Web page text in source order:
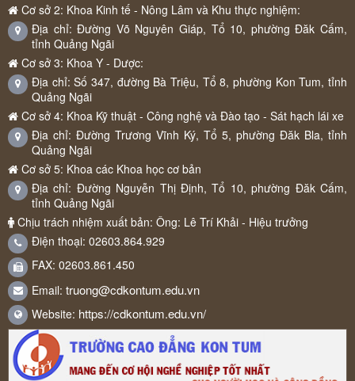
Cơ sở 2: Khoa Kinh tế - Nông Lâm và Khu thực nghiệm:
Địa chỉ: Đường Võ Nguyên Giáp, Tổ 10, phường Đăk Cấm,
tỉnh Quảng Ngãi
Cơ sở 3: Khoa Y - Dược:
Địa chỉ: Số 347, đường Bà Triệu, Tổ 8, phường Kon Tum, tỉnh
Quảng Ngãi
Cơ sở 4: Khoa Kỹ thuật - Công nghệ và Đào tạo - Sát hạch lái xe
Địa chỉ: Đường Trương Vĩnh Ký, Tổ 5, phường Đăk Bla, tỉnh
Quảng Ngãi
Cơ sở 5: Khoa các Khoa học cơ bản
Địa chỉ: Đường Nguyễn Thị Định, Tổ 10, phường Đăk Cấm,
tỉnh Quảng Ngãi
Chịu trách nhiệm xuất bản: Ông: Lê Trí Khải - Hiệu trưởng
Điện thoại: 02603.864.929
FAX: 02603.861.450
Email: truong@cdkontum.edu.vn
Website: https://cdkontum.edu.vn/